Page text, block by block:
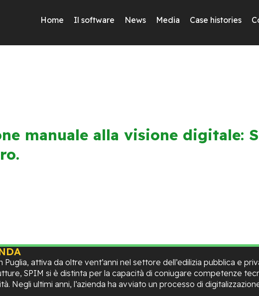
Home Il software News Media Case histories
manuale alla visione digitale:
Puglia, attiva da oltre vent’anni nel settore dell’edilizia pubblica e
SPIM si è distinta per la capacità di coniugare competenze
Negli ultimi anni, l’azienda ha avviato un processo di